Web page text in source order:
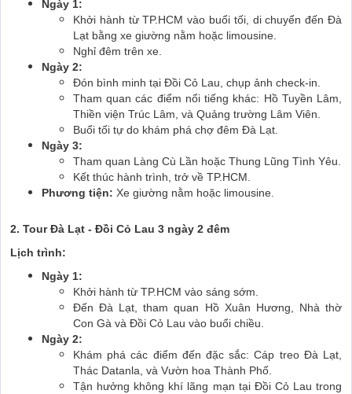
Ngày 1:
Khởi hành từ TP.HCM vào buổi tối, di chuyển đến Đà
Lạt bằng xe giường nằm hoặc limousine.
Nghỉ đêm trên xe.
Ngày 2:
Đón bình minh tại Đồi Cỏ Lau, chụp ảnh check-in.
Tham quan các điểm nổi tiếng khác: Hồ Tuyền Lâm,
Thiền viện Trúc Lâm, và Quảng trường Lâm Viên.
Buổi tối tự do khám phá chợ đêm Đà Lạt.
Ngày 3:
Tham quan Làng Cù Lần hoặc Thung Lũng Tình Yêu.
Kết thúc hành trình, trở về TP.HCM.
Phương tiện: Xe giường nằm hoặc limousine.
2. Tour Đà Lạt - Đồi Cỏ Lau 3 ngày 2 đêm
Lịch trình:
Ngày 1:
Khởi hành từ TP.HCM vào sáng sớm.
Đến Đà Lạt, tham quan Hồ Xuân Hương, Nhà thờ
Con Gà và Đồi Cỏ Lau vào buổi chiều.
Ngày 2:
Khám phá các điểm đến đặc sắc: Cáp treo Đà Lạt,
Thác Datanla, và Vườn hoa Thành Phố.
Tận hưởng không khí lãng mạn tại Đồi Cỏ Lau trong